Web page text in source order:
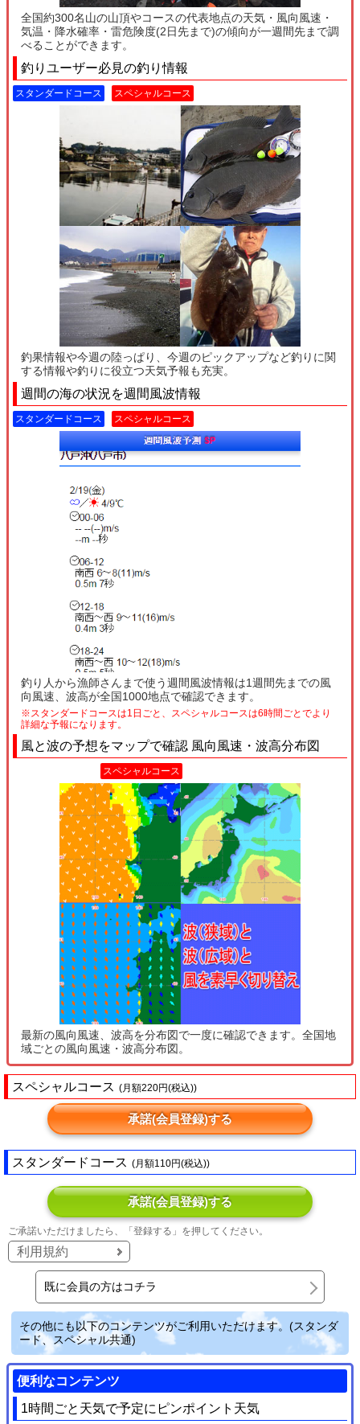
全国約300名山の山頂やコースの代表地点の天気・風向風速・
気温・降水確率・雷危険度(2日先まで)の傾向が一週間先まで調
べることができます。
釣りユーザー必見の釣り情報
スタンダードコース スペシャルコース
釣果情報や今週の陸っぱり、今週のピックアップなど釣りに関
する情報や釣りに役立つ天気予報も充実。
週間の海の状況を週間風波情報
スタンダードコース スペシャルコース
釣り人から漁師さんまで使う週間風波情報は1週間先までの風
向風速、波高が全国1000地点で確認できます。
※スタンダードコースは1日ごと、スペシャルコースは6時間ごとでより
詳細な予報になります。
風と波の予想をマップで確認 風向風速・波高分布図
スペシャルコース
最新の風向風速、波高を分布図で一度に確認できます。全国地
域ごとの風向風速・波高分布図。
スペシャルコース (月額220円(税込))
承諾(会員登録)する
スタンダードコース (月額110円(税込))
承諾(会員登録)する
ご承諾いただけましたら、「登録する」を押してください。
利用規約
既に会員の方はコチラ
その他にも以下のコンテンツがご利用いただけます。(スタンダ
ード、スペシャル共通)
便利なコンテンツ
1時間ごと天気で予定にピンポイント天気